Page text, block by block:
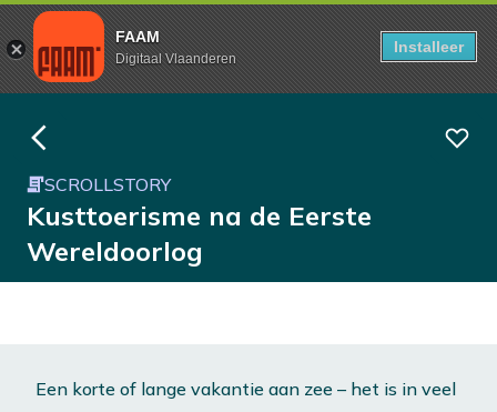
FAAM
Digitaal Vlaanderen
Installeer
SCROLLSTORY
Kusttoerisme na de Eerste
Wereldoorlog
Een korte of lange vakantie aan zee – het is in veel